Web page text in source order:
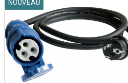
NOUVEAU